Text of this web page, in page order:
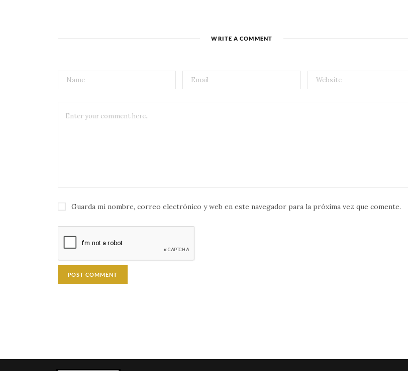
WRITE A COMMENT
Guarda mi nombre, correo electrónico y web en este navegador para la próxima vez que comente.